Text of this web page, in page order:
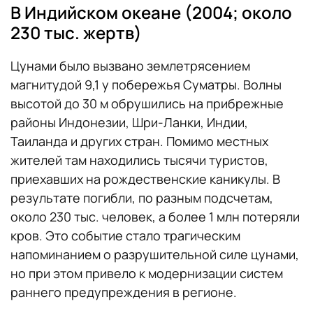
В Индийском океане (2004; около
230 тыс. жертв)
Цунами было вызвано землетрясением
магнитудой 9,1 у побережья Суматры. Волны
высотой до 30 м обрушились на прибрежные
районы Индонезии, Шри-Ланки, Индии,
Таиланда и других стран. Помимо местных
жителей там находились тысячи туристов,
приехавших на рождественские каникулы. В
результате погибли, по разным подсчетам,
около 230 тыс. человек, а более 1 млн потеряли
кров. Это событие стало трагическим
напоминанием о разрушительной силе цунами,
но при этом привело к модернизации систем
раннего предупреждения в регионе.